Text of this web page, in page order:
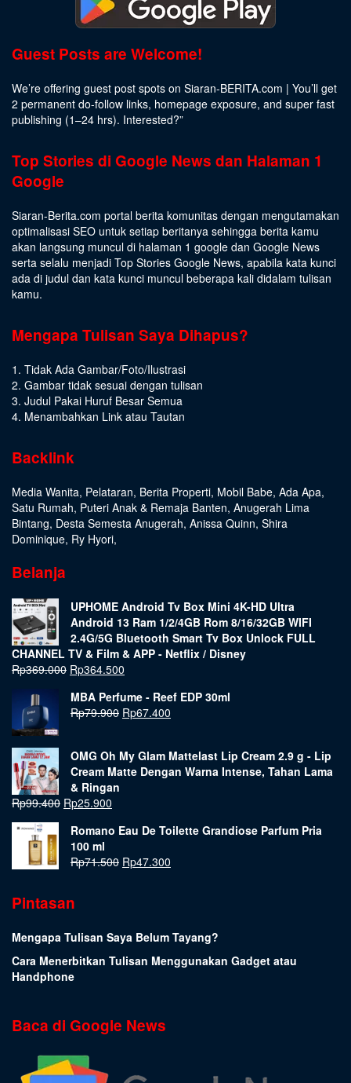
Guest Posts are Welcome!
We’re offering guest post spots on Siaran-BERITA.com | You’ll get
2 permanent do-follow links, homepage exposure, and super fast
publishing (1–24 hrs). Interested?”
Top Stories di Google News dan Halaman 1
Google
Siaran-Berita.com portal berita komunitas dengan mengutamakan
optimalisasi SEO untuk setiap beritanya sehingga berita kamu
akan langsung muncul di halaman 1 google dan Google News
serta selalu menjadi Top Stories Google News, apabila kata kunci
ada di judul dan kata kunci muncul beberapa kali didalam tulisan
kamu.
Mengapa Tulisan Saya Dihapus?
1. Tidak Ada Gambar/Foto/Ilustrasi
2. Gambar tidak sesuai dengan tulisan
3. Judul Pakai Huruf Besar Semua
4. Menambahkan Link atau Tautan
Backlink
Media Wanita, Pelataran, Berita Properti, Mobil Babe, Ada Apa,
Satu Rumah, Puteri Anak & Remaja Banten, Anugerah Lima
Bintang, Desta Semesta Anugerah, Anissa Quinn, Shira
Dominique, Ry Hyori,
Belanja
UPHOME Android Tv Box Mini 4K-HD Ultra
Android 13 Ram 1/2/4GB Rom 8/16/32GB WIFI
2.4G/5G Bluetooth Smart Tv Box Unlock FULL
CHANNEL TV & Film & APP - Netflix / Disney
Rp369.000 Rp364.500
MBA Perfume - Reef EDP 30ml
Rp79.900 Rp67.400
OMG Oh My Glam Mattelast Lip Cream 2.9 g - Lip
Cream Matte Dengan Warna Intense, Tahan Lama
& Ringan
Rp99.400 Rp25.900
Romano Eau De Toilette Grandiose Parfum Pria
100 ml
Rp71.500 Rp47.300
Pintasan
Mengapa Tulisan Saya Belum Tayang?
Cara Menerbitkan Tulisan Menggunakan Gadget atau
Handphone
Baca di Google News